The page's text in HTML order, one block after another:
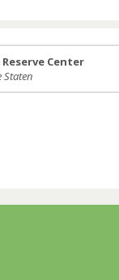
Center
Staten